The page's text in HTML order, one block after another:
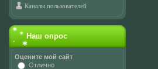
Каналы пользователей
Наш опрос
Оцените мой сайт
Отлично